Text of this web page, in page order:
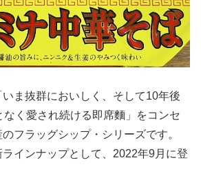
ま抜群においしく、そして10年後
く愛され続ける即席麵」をコンセ
フラッグシップ・シリーズです。
インナップとして、2022年9月に登